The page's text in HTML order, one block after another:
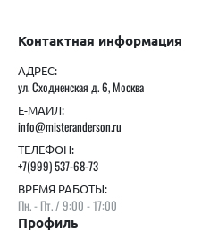
Контактная информация
АДРЕС:
ул. Сходненская д. 6, Москва
Е-МАИЛ:
info@misteranderson.ru
ТЕЛЕФОН:
+7(999) 537-68-73
ВРЕМЯ РАБОТЫ:
Пн. - Пт. / 9:00 - 17:00
Профиль